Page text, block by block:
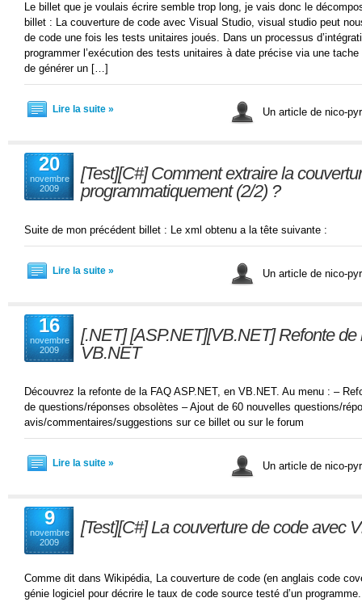
Le billet que je voulais écrire semble trop long, je vais donc le
billet : La couverture de code avec Visual Studio, visual studio peut
de code une fois les tests unitaires joués. Dans un processus
programmer l’exécution des tests unitaires à date précise via une
de générer un […]
Lire la suite » Un article de nico-
20
novembre
2009
[Test][C#] Comment extraire la
programmatiquement (2/2) ?
Suite de mon précédent billet : Le xml obtenu a la tête suivante :
Lire la suite » Un article de nico-
16
novembre
2009
[.NET] [ASP.NET][VB.NET] Refonte de
VB.NET
Découvrez la refonte de la FAQ ASP.NET, en VB.NET. Au menu : –
de questions/réponses obsolètes – Ajout de 60 nouvelles questions/
avis/commentaires/suggestions sur ce billet ou sur le forum
Lire la suite » Un article de nico-
9
novembre
2009
[Test][C#] La couverture de code avec
Comme dit dans Wikipédia, La couverture de code (en anglais code
génie logiciel pour décrire le taux de code source testé d’un